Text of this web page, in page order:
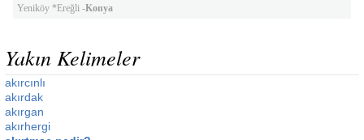
Yeniköy *Ereğli -Konya
Yakın Kelimeler
akırcınlı
akırdak
akırgan
akırhergi